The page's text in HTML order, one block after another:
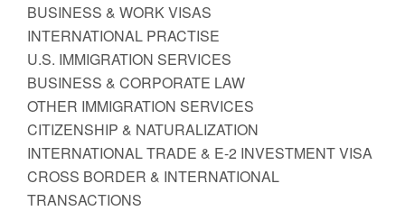
BUSINESS & WORK VISAS
INTERNATIONAL PRACTISE
U.S. IMMIGRATION SERVICES
BUSINESS & CORPORATE LAW
OTHER IMMIGRATION SERVICES
CITIZENSHIP & NATURALIZATION
INTERNATIONAL TRADE & E-2 INVESTMENT VISA
CROSS BORDER & INTERNATIONAL
TRANSACTIONS